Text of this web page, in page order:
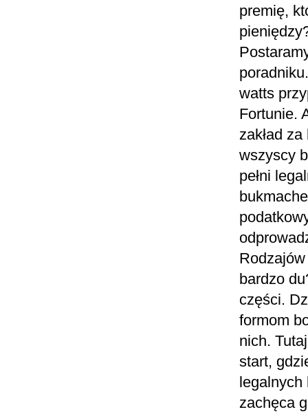
premię,
watts
Fortunie.
zakład
wszyscy
pełni
bardzo
części.
formom
nich.
start,
legalnych
zachęca